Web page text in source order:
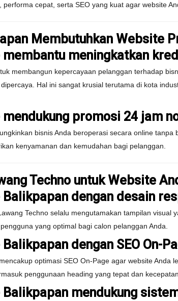
cepat, serta SEO yang kuat agar website
Membutuhkan Website
meningkatkan
membangun kepercayaan pelanggan terhadap
Hal ini sangat krusial terutama di kota
promosi 24 jam
bisnis Anda beroperasi secara online
kenyamanan dan kemudahan bagi pelanggan.
Techno untuk Website
dengan desain
Techno selalu mengutamakan tampilan visual
yang optimal bagi calon pelanggan Anda.
dengan SEO On-
optimasi SEO On-Page agar website Anda
penggunaan heading yang tepat dan
mendukung